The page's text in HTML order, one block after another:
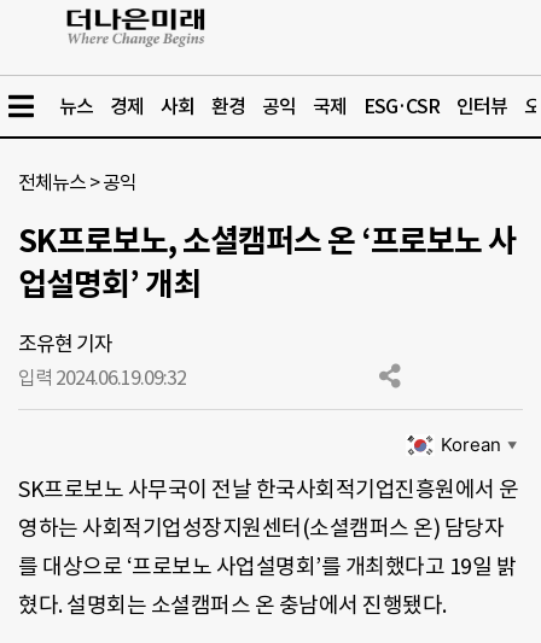
뉴스 경제 사회 환경 공익 국제 ESG·CSR 인터뷰
전체뉴스 >공익
SK프로보노, 소셜캠퍼스 온 ‘프로보노 사
업설명회’ 개최
조유현 기자
입력 2024.06.19.09:32
Korean ▼
SK프로보노 사무국이 전날 한국사회적기업진흥원에서 운
영하는 사회적기업성장지원센터(소셜캠퍼스 온) 담당자
를 대상으로 ‘프로보노 사업설명회’를 개최했다고 19일 밝
혔다. 설명회는 소셜캠퍼스 온 충남에서 진행됐다.